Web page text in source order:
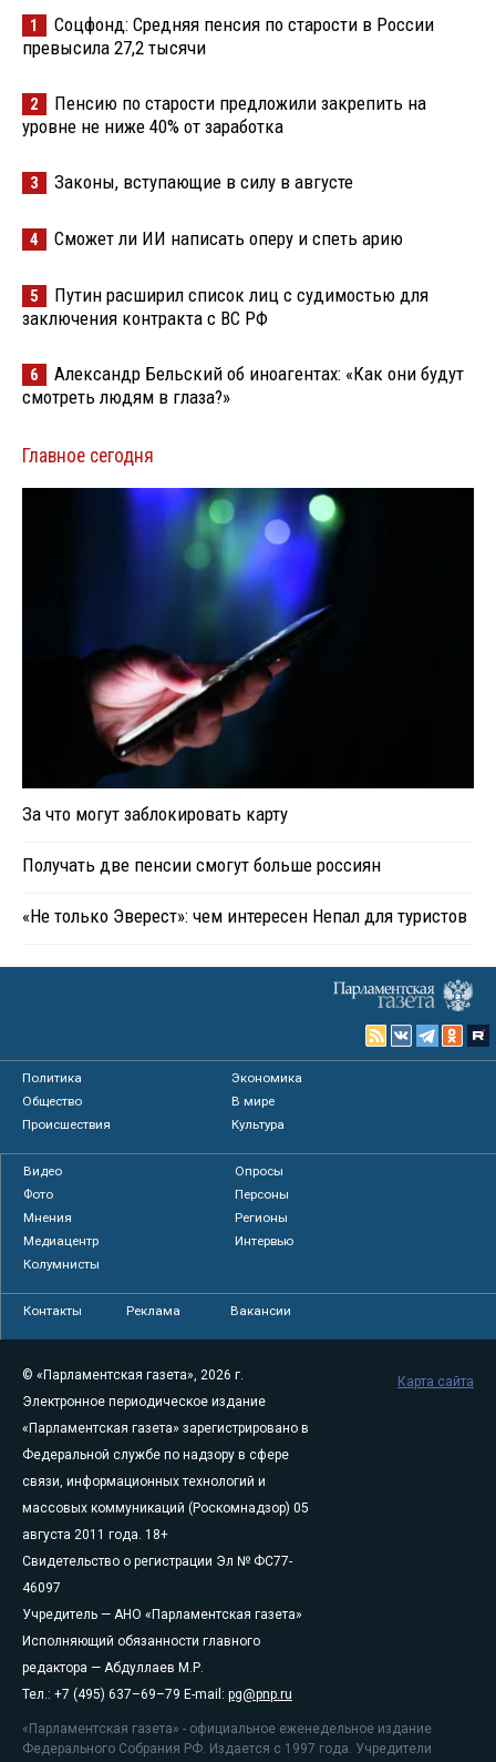
1
Соцфонд: Средняя пенсия по старости в России
превысила 27,2 тысячи
2
Пенсию по старости предложили закрепить на
уровне не ниже 40% от заработка
3 Законы, вступающие в силу в августе
4 Сможет ли ИИ написать оперу и спеть арию
5
Путин расширил список лиц с судимостью для
заключения контракта с ВС РФ
6
Александр Бельский об иноагентах: «Как они будут
смотреть людям в глаза?»
Главное сегодня
За что могут заблокировать карту
Получать две пенсии смогут больше россиян
«Не только Эверест»: чем интересен Непал для туристов
Политика
Экономика
Общество
В мире
Происшествия
Культура
Видео
Опросы
Фото
Персоны
Мнения
Регионы
Медиацентр
Интервью
Колумнисты
Контакты Реклама Вакансии
© «Парламентская газета», 2026 г.
Электронное периодическое издание
«Парламентская газета» зарегистрировано в
Федеральной службе по надзору в сфере
связи, информационных технологий и
массовых коммуникаций (Роскомнадзор) 05
августа 2011 года. 18+
Свидетельство о регистрации Эл № ФС77-
46097
Учредитель — АНО «Парламентская газета»
Исполняющий обязанности главного
редактора — Абдуллаев М.Р.
Тел.: +7 (495) 637–69–79 E-mail: pg@pnp.ru
«Парламентская газета» - официальное еженедельное издание
Федерального Собрания РФ. Издается с 1997 года. Учредители
Карта сайта